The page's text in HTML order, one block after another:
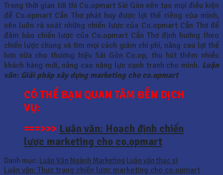
Trong thời gian tới thì Co.opmart Sài Gòn nên tạo mọi điều kiện
để Co.opmart Cần Thơ phát huy được lợi thế riêng của mình,
nên luôn rà soát những chiến lược của Co.opmart Cần Thơ để
đảm bảo chiến lược của Co.opmart Cần Thơ định hướng theo
chiến lược chung và tìm mọi cách giảm chi phí, nâng cao lợi thế
hơn nữa cho thương hiệu Sài Gòn Co.op, thu hút thêm nhiều
khách hàng mới, nâng cao năng lực cạnh tranh cho mình. Luận
văn: Giải pháp xây dựng marketing cho co.opmart
CÓ THỂ BẠN QUAN TÂM ĐẾN DỊCH
VỤ:
===>>> Luận văn: Hoạch định chiến
lược marketing cho co.opmart
Danh mục: Luận Văn Ngành Marketing Luận văn thạc sĩ
Luận văn: Thực trạng chiến lược marketing cho co.opmart